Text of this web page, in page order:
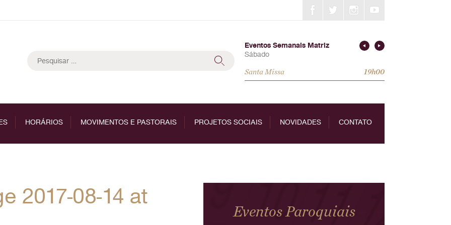
por:
Eventos Semanais Matriz
Sábado
Santa Missa 19h00
HORÁRIOS MOVIMENTOS E PASTORAIS PROJETOS SOCIAIS NOVIDADES CONTATO
2017-08-14 at
Eventos Paroquiais